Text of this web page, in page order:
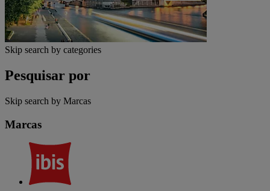
Skip search by categories
Pesquisar por
Skip search by Marcas
Marcas